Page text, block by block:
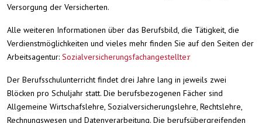
Versorgung der Versicherten.
Alle weiteren Informationen über das Berufsbild, die Tätigkeit, die
Verdienstmöglichkeiten und vieles mehr finden Sie auf den Seiten der
Arbeitsagentur: Sozialversicherungsfachangestellte:r
Der Berufsschulunterricht findet drei Jahre lang in jeweils zwei
Blöcken pro Schuljahr statt. Die berufsbezogenen Fächer sind
Allgemeine Wirtschafslehre, Sozialversicherungslehre, Rechtslehre,
Rechnungswesen und Datenverarbeitung. Die berufsübergreifenden